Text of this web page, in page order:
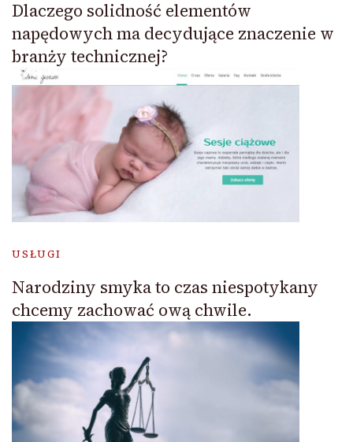
Dlaczego solidność elementów
napędowych ma decydujące znaczenie w
branży technicznej?
USŁUGI
Narodziny smyka to czas niespotykany
chcemy zachować ową chwile.